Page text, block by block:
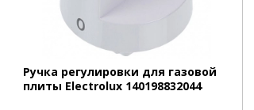
Ручка регулировки для газовой
плиты Electrolux 140198832044